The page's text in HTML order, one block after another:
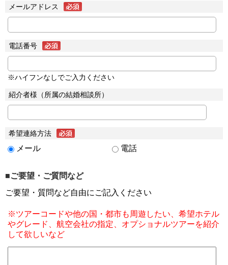
メールアドレス
電話番号
※ハイフンなしでご入力ください
紹介者様（所属の結婚相談所）
希望連絡方法
メール 電話
■ご要望・ご質問など
ご要望・質問など自由にご記入ください
※ツアーコードや他の国・都市も周遊したい、希望ホテル
やグレード、航空会社の指定、オプショナルツアーを紹介
して欲しいなど